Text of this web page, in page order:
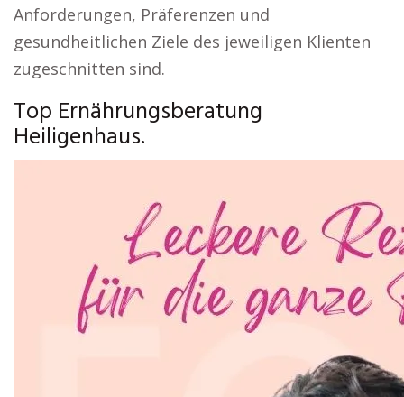
Anforderungen, Präferenzen und
gesundheitlichen Ziele des jeweiligen Klienten
zugeschnitten sind.
Top Ernährungsberatung
Heiligenhaus.